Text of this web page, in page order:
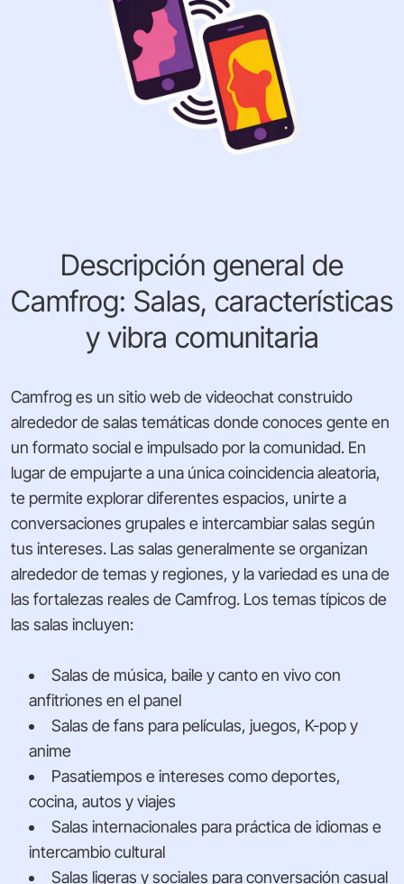
Descripción general de
Camfrog: Salas, características
y vibra comunitaria
Camfrog es un sitio web de videochat construido
alrededor de salas temáticas donde conoces gente en
un formato social e impulsado por la comunidad. En
lugar de empujarte a una única coincidencia aleatoria,
te permite explorar diferentes espacios, unirte a
conversaciones grupales e intercambiar salas según
tus intereses. Las salas generalmente se organizan
alrededor de temas y regiones, y la variedad es una de
las fortalezas reales de Camfrog. Los temas típicos de
las salas incluyen:
Salas de música, baile y canto en vivo con
anfitriones en el panel
Salas de fans para películas, juegos, K-pop y
anime
Pasatiempos e intereses como deportes,
cocina, autos y viajes
Salas internacionales para práctica de idiomas e
intercambio cultural
Salas ligeras y sociales para conversación casual